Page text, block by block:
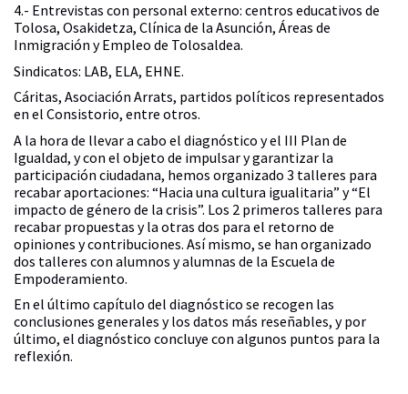
4.- Entrevistas con personal externo: centros educativos de
Tolosa, Osakidetza, Clínica de la Asunción, Áreas de
Inmigración y Empleo de Tolosaldea.
Sindicatos: LAB, ELA, EHNE.
Cáritas, Asociación Arrats, partidos políticos representados
en el Consistorio, entre otros.
A la hora de llevar a cabo el diagnóstico y el III Plan de
Igualdad, y con el objeto de impulsar y garantizar la
participación ciudadana, hemos organizado 3 talleres para
recabar aportaciones: “Hacia una cultura igualitaria” y “El
impacto de género de la crisis”. Los 2 primeros talleres para
recabar propuestas y la otras dos para el retorno de
opiniones y contribuciones. Así mismo, se han organizado
dos talleres con alumnos y alumnas de la Escuela de
Empoderamiento.
En el último capítulo del diagnóstico se recogen las
conclusiones generales y los datos más reseñables, y por
último, el diagnóstico concluye con algunos puntos para la
reflexión.